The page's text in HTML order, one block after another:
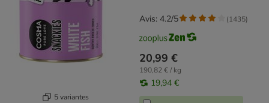
5 variantes
20,99 €
190,82 € / kg
19,94 €
Avis: 4.2/5 (1435)